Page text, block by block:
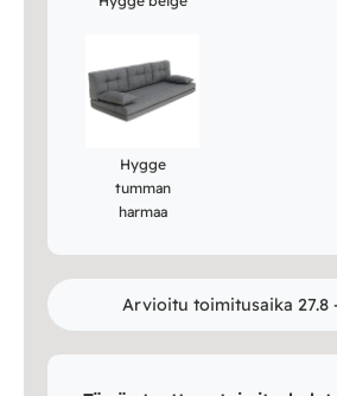
Hygge
tumman
harmaa
Arvioitu toimitusaika 27.8